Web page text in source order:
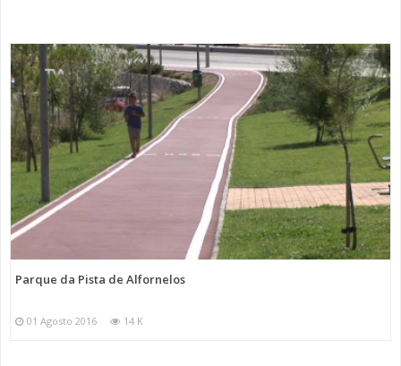
Parque da Pista de Alfornelos
01 Agosto 2016 14 K